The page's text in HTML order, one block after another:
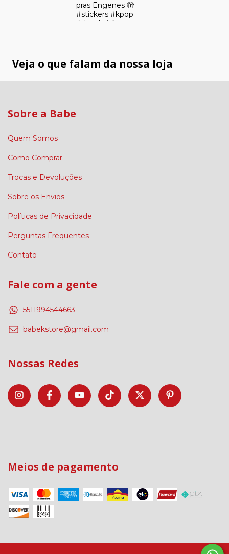
Veja o que falam da nossa loja
Sobre a Babe
Quem Somos
Como Comprar
Trocas e Devoluções
Sobre os Envios
Políticas de Privacidade
Perguntas Frequentes
Contato
Fale com a gente
5511994544663
babekstore@gmail.com
Nossas Redes
Meios de pagamento